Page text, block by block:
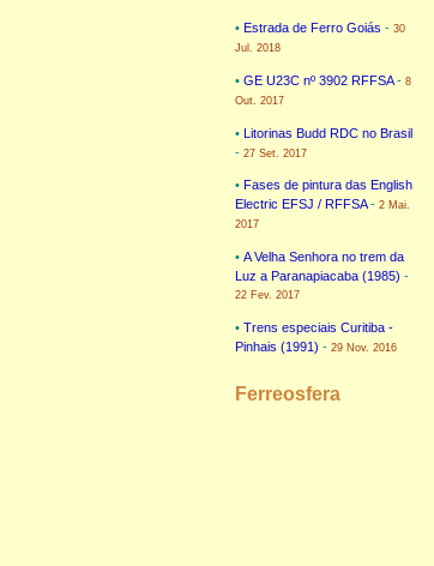
• Estrada de Ferro Goiás - 30
Jul. 2018
• GE U23C nº 3902 RFFSA- 8
Out. 2017
• Litorinas Budd RDC no Brasil
- 27 Set. 2017
• Fases de pintura das English
Electric EFSJ / RFFSA- 2 Mai.
2017
• A Velha Senhora no trem da
Luz a Paranapiacaba (1985) -
22 Fev. 2017
• Trens especiais Curitiba -
Pinhais (1991) - 29 Nov. 2016
Ferreosfera